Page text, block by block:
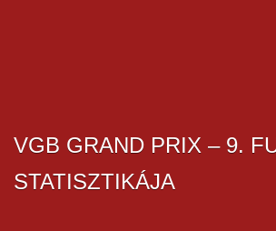
VGB GRAND PRIX – 9.
STATISZTIKÁJA